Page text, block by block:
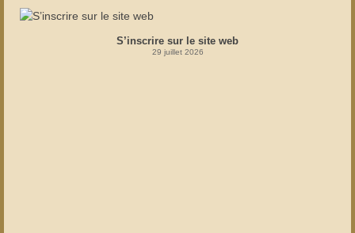
S’inscrire sur le site web
29 juillet 2026